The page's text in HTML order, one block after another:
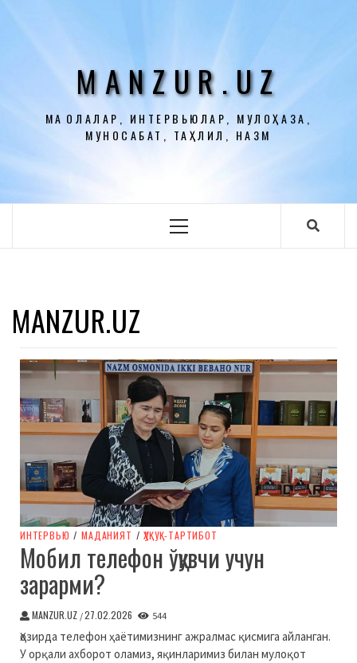
MANZUR.UZ
МАҚОЛАЛАР, ИНТЕРВЬЮЛАР, МУЛОҲАЗА,
МУНОСАБАТ, ТАҲЛИЛ, НАЗМ
меню
MANZUR.UZ
ИНТЕРВЬЮ / МАДАНИЯТ / ҲУҚУҚ-ТАРТИБОТ
Мобил телефон ўқувчи учун
зарарми?
MANZUR.UZ /27.02.2026 544
Ҳозирда телефон ҳаётимизнинг ажралмас қисмига айланган.
У орқали ахборот оламиз, яқинларимиз билан мулоқот